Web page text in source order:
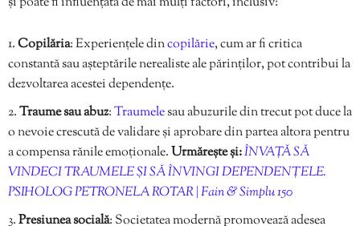
Copilăria: Experiențele dincopilărie, cum ar fi critica
constantă sau așteptările nerealiste ale părinților, pot contribui la
dezvoltarea acestei dependențe.
Traume sau abuz:Traumelesau abuzurile din trecut pot duce la
o nevoie crescută de validare și aprobare din partea altora pentru
a compensa rănile emoționale.Urmărește și:ÎNVAȚĂ SĂ
VINDECI TRAUMELE ȘI SĂ ÎNVINGI DEPENDENȚELE.
PSIHOLOG PETRONELA ROTAR | Fain & Simplu 150
Presiunea socială: Societatea modernă promovează adesea